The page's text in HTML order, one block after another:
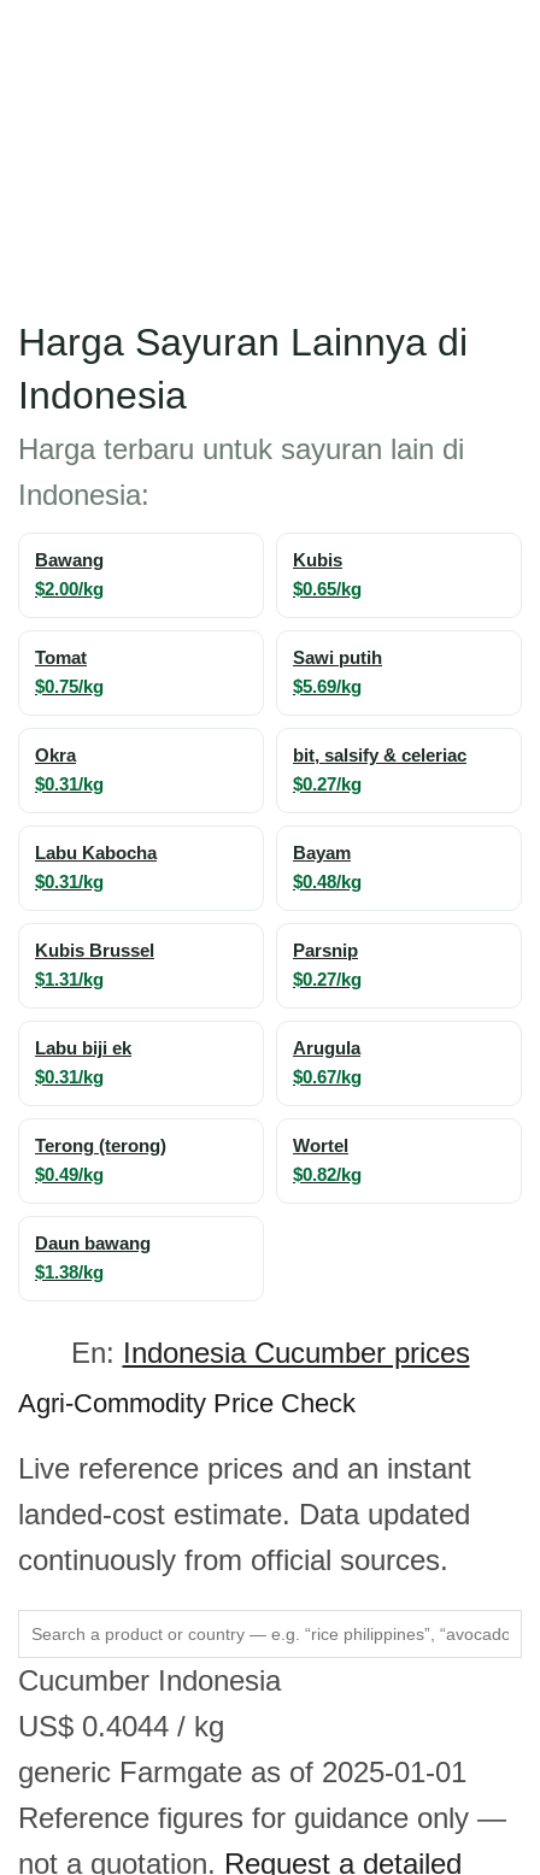
Harga Sayuran Lainnya di
Indonesia
Harga terbaru untuk sayuran lain di
Indonesia:
Bawang
$2.00/kg
Kubis
$0.65/kg
Tomat
$0.75/kg
Sawi putih
$5.69/kg
Okra
$0.31/kg
bit, salsify & celeriac
$0.27/kg
Labu Kabocha
$0.31/kg
Bayam
$0.48/kg
Kubis Brussel
$1.31/kg
Parsnip
$0.27/kg
Labu biji ek
$0.31/kg
Arugula
$0.67/kg
Terong (terong)
$0.49/kg
Wortel
$0.82/kg
Daun bawang
$1.38/kg
En: Indonesia Cucumber prices
Agri-Commodity Price Check
Live reference prices and an instant
landed-cost estimate. Data updated
continuously from official sources.
Cucumber Indonesia
US$ 0.4044 / kg
generic Farmgate as of 2025-01-01
Reference figures for guidance only —
not a quotation. Request a detailed